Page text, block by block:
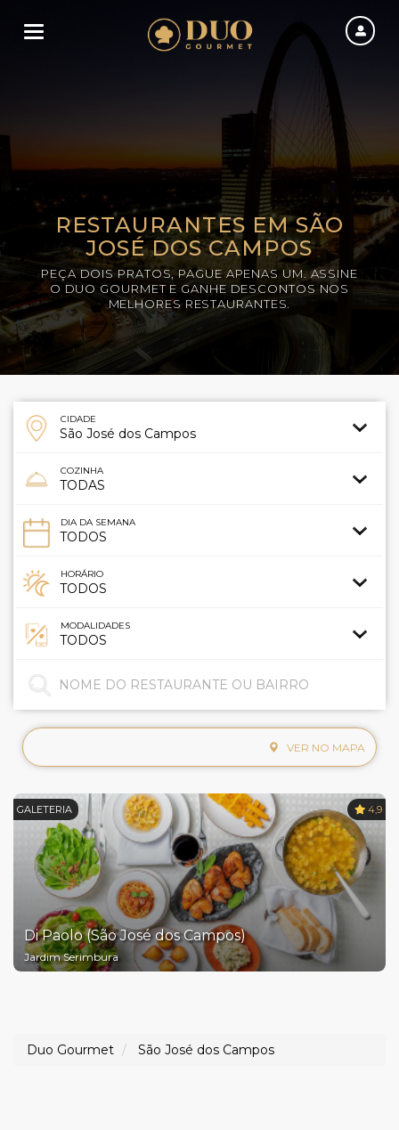
Toggle navigation
RESTAURANTES EM SÃO
JOSÉ DOS CAMPOS
PEÇA DOIS PRATOS, PAGUE APENAS UM. ASSINE
O DUO GOURMET E GANHE DESCONTOS NOS
MELHORES RESTAURANTES.
CIDADE
COZINHA
DIA DA SEMANA
HORÁRIO
MODALIDADES
VER NO MAPA
GALETERIA 4,9
Di Paolo (São José dos Campos)
Jardim Serimbura
Duo Gourmet São José dos Campos